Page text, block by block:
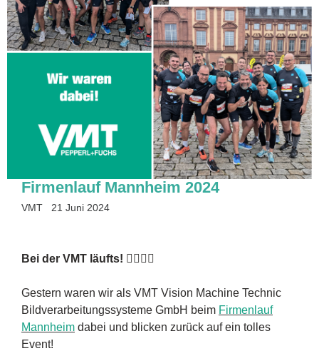
Firmenlauf Mannheim 2024
VMT 21 Juni 2024
Bei der VMT läufts! 🏃‍♂️🏃‍♀️
Gestern waren wir als VMT Vision Machine Technic
Bildverarbeitungssysteme GmbH beim Firmenlauf
Mannheim dabei und blicken zurück auf ein tolles
Event!